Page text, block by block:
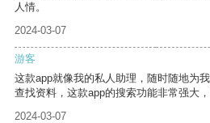
人情。
2024-03-07
游客
这款app就像我的私人助理，随时随地为
查找资料，这款app的搜索功能非常强大
2024-03-07